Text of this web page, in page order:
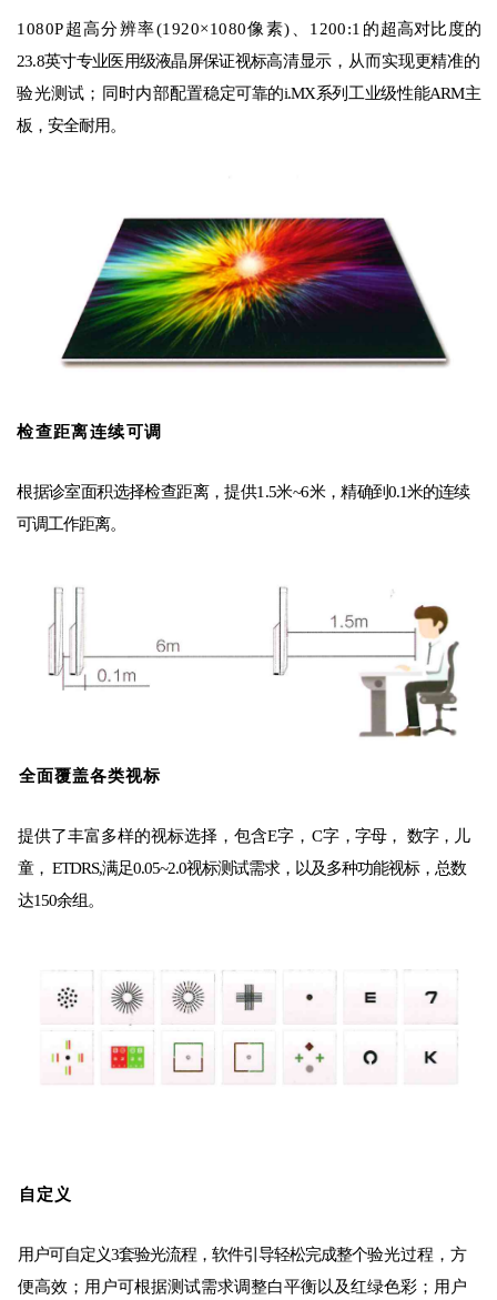
1080P超高分辨率(1920×1080像素)、1200:1的超高对比度的
23.8英寸专业医用级液晶屏保证视标高清显示，从而实现更精准的
验光测试；同时内部配置稳定可靠的i.MX系列工业级性能ARM主
板 ，安全耐用。
检查距离连续可调
根据诊室面积选择检查距离，提供1.5米~6米，精确到0.1米的连续
可调工作距离。
全面覆盖各类视标
提供了丰富多样的视标选择，包含E字， C字 ，字母，
数字，儿
童， ETDRS,满足0.05~2.0视标测试需求，以及多种功能视标，总数
达150余组。
自定义
用户可自定义3套验光流程，软件引导轻松完成整个验光过程，方
便高效；用户可根据测试需求调整白平衡以及红绿色彩；用户